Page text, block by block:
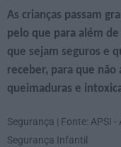
As crianças passam
pelo que para além
que sejam seguros e
receber, para que não
queimaduras e
Segurança | Fonte: APSI
Segurança Infantil